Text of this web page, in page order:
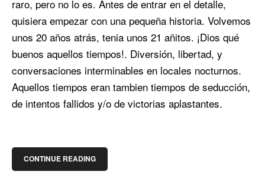
raro, pero no lo es. Antes de entrar en el detalle,
quisiera empezar con una pequeña historia. Volvemos
unos 20 años atrás, tenia unos 21 añitos. ¡Dios qué
buenos aquellos tiempos!. Diversión, libertad, y
conversaciones interminables en locales nocturnos.
Aquellos tiempos eran tambien tiempos de seducción,
de intentos fallidos y/o de victorias aplastantes.
CONTINUE READING